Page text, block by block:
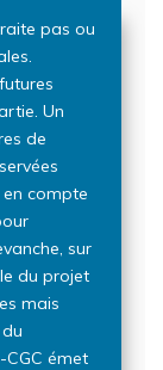
pas ou
Un
de
compte
sur
du projet
mais
CGC émet